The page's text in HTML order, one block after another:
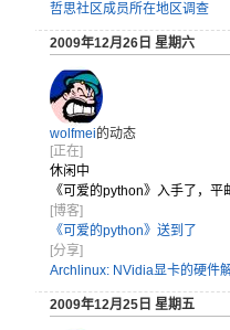
哲思社区成员所在地区调查
2009年12月26日 星期六
wolfmei的动态
[正在]
休闲中
《可爱的python》入手了，
[博客]
《可爱的python》送到了
[分享]
Archlinux: NVidia显卡的硬件
2009年12月25日 星期五